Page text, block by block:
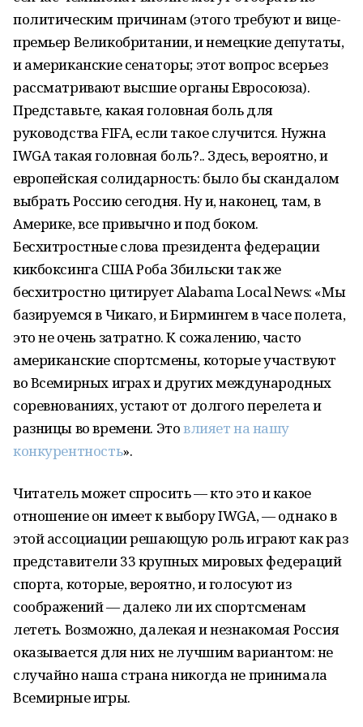
политическим причинам (этого требуют и вице-
премьер Великобритании, и немецкие депутаты,
и американские сенаторы; этот вопрос всерьез
рассматривают высшие органы Евросоюза).
Представьте, какая головная боль для
руководства FIFA, если такое случится. Нужна
IWGA такая головная боль?.. Здесь, вероятно, и
европейская солидарность: было бы скандалом
выбрать Россию сегодня. Ну и, наконец, там, в
Америке, все привычно и под боком.
Бесхитростные слова президента федерации
кикбоксинга США Роба Збильски так же
бесхитростно цитирует Alabama Local News: «Мы
базируемся в Чикаго, и Бирмингем в часе полета,
это не очень затратно. К сожалению, часто
американские спортсмены, которые участвуют
во Всемирных играх и других международных
соревнованиях, устают от долгого перелета и
разницы во времени. Этовлияет на нашу
конкурентность».
Читатель может спросить — кто это и какое
отношение он имеет к выбору IWGA, — однако в
этой ассоциации решающую роль играют как раз
представители 33 крупных мировых федераций
спорта, которые, вероятно, и голосуют из
соображений — далеко ли их спортсменам
лететь. Возможно, далекая и незнакомая Россия
оказывается для них не лучшим вариантом: не
случайно наша страна никогда не принимала
Всемирные игры.